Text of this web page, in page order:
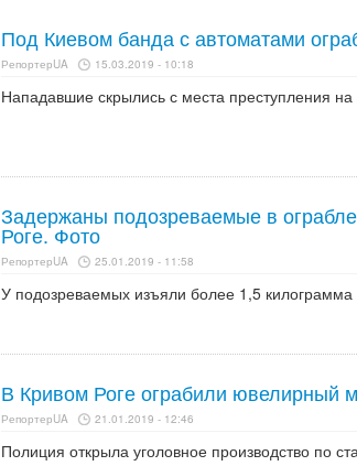
Под Киевом банда с автоматами
РепортерUA 15.03.2019 - 10:18
Нападавшие скрылись с места преступления
Задержаны подозреваемые в
Роге. Фото
РепортерUA 25.01.2019 - 11:58
У подозреваемых изъяли более 1,5
В Кривом Роге ограбили ювелирный
РепортерUA 21.01.2019 - 12:46
Полиция открыла уголовное производство по